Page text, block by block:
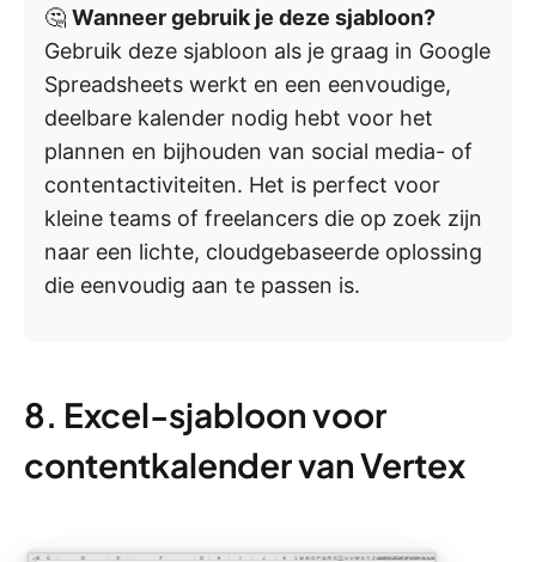
🤔 Wanneer gebruik je deze sjabloon?
Gebruik deze sjabloon als je graag in Google
Spreadsheets werkt en een eenvoudige,
deelbare kalender nodig hebt voor het
plannen en bijhouden van social media- of
contentactiviteiten. Het is perfect voor
kleine teams of freelancers die op zoek zijn
naar een lichte, cloudgebaseerde oplossing
die eenvoudig aan te passen is.
8. Excel-sjabloon voor
contentkalender van Vertex